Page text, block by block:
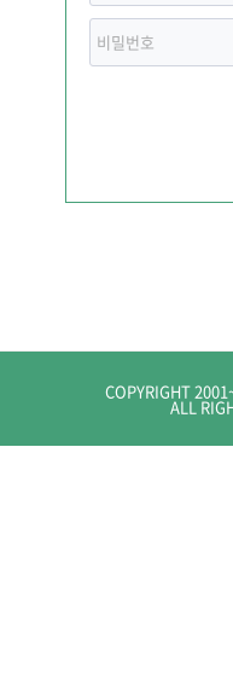
COPYRIGHT
ALL